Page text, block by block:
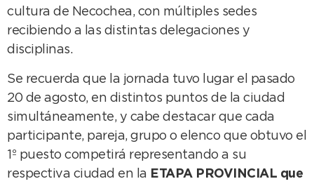
cultura de Necochea, con múltiples sedes
recibiendo a las distintas delegaciones y
disciplinas.
Se recuerda que la jornada tuvo lugar el pasado
20 de agosto, en distintos puntos de la ciudad
simultáneamente, y cabe destacar que cada
participante, pareja, grupo o elenco que obtuvo el
1º puesto competirá representando a su
respectiva ciudad en la
ETAPA PROVINCIAL que